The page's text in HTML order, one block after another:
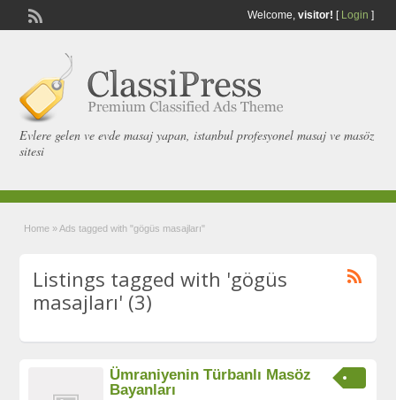
Welcome, visitor! [ Login ]
Evlere gelen ve evde masaj yapan, istanbul profesyonel masaj ve masöz
sitesi
Home » Ads tagged with "gögüs masajları"
Listings tagged with 'gögüs
masajları' (3)
Ümraniyenin Türbanlı Masöz
Bayanları